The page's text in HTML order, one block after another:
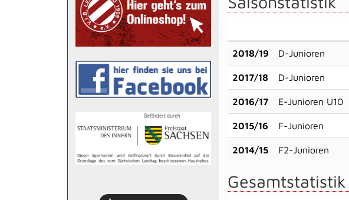
2018/19 D-Junioren
2017/18 D-Junioren
2016/17 E-Junioren U10
2015/16 F-Junioren
2014/15 F2-Junioren
Gesamtstatistik